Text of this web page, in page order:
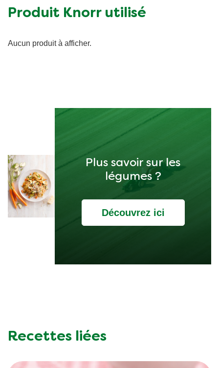
Produit Knorr utilisé
Aucun produit à afficher.
Plus savoir sur les
légumes ?
Découvrez ici
Recettes liées